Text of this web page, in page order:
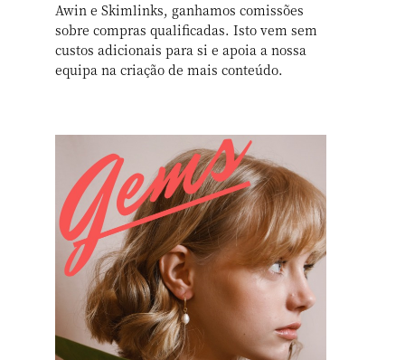
Awin e Skimlinks, ganhamos comissões
sobre compras qualificadas. Isto vem sem
custos adicionais para si e apoia a nossa
equipa na criação de mais conteúdo.